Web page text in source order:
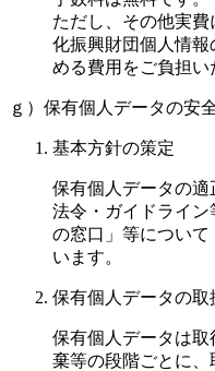
ただし、その他実
化振興財団個人情
める費用をご負担い
ｇ）保有個人データの安
基本方針の策定
保有個人データの
法令・ガイドライ
の窓口」等につい
います。
保有個人データの
保有個人データは
棄等の段階ごとに